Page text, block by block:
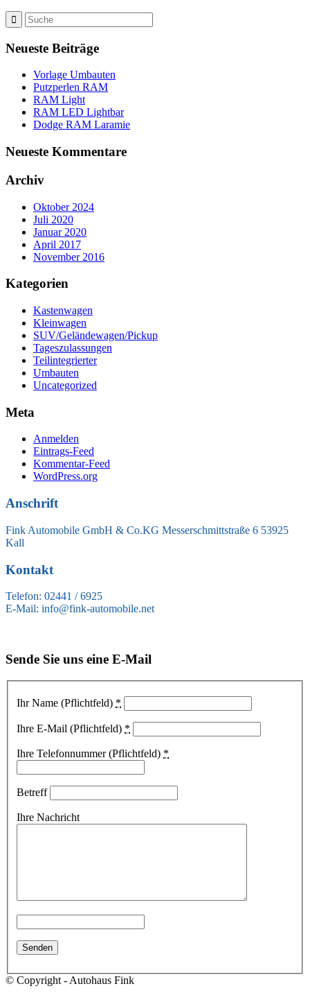
Neueste Beiträge
Vorlage Umbauten
Putzperlen RAM
RAM Light
RAM LED Lightbar
Dodge RAM Laramie
Neueste Kommentare
Archiv
Oktober 2024
Juli 2020
Januar 2020
April 2017
November 2016
Kategorien
Kastenwagen
Kleinwagen
SUV/Geländewagen/Pickup
Tageszulassungen
Teilintegrierter
Umbauten
Uncategorized
Meta
Anmelden
Eintrags-Feed
Kommentar-Feed
WordPress.org
Anschrift
Fink Automobile GmbH & Co.KG Messerschmittstraße 6 53925
Kall
Kontakt
Telefon: 02441 / 6925
E-Mail: info@fink-automobile.net
Sende Sie uns eine E-Mail
Ihr Name (Pflichtfeld) *
Ihre E-Mail (Pflichtfeld) *
Ihre Telefonnummer (Pflichtfeld) *
Betreff
Ihre Nachricht
© Copyright - Autohaus Fink